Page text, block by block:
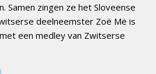
Samen zingen ze het Sloveense
deelneemster Zoë Më is
een medley van Zwitserse